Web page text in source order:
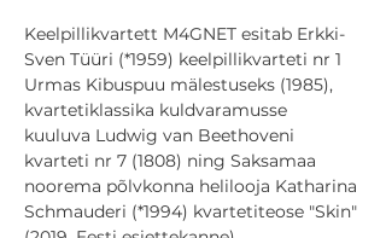
Keelpillikvartett M4GNET esitab Erkki-
Sven Tüüri (*1959) keelpillikvarteti nr 1
Urmas Kibuspuu mälestuseks (1985),
kvartetiklassika kuldvaramusse
kuuluva Ludwig van Beethoveni
kvarteti nr 7 (1808) ning Saksamaa
noorema põlvkonna helilooja Katharina
Schmauderi (*1994) kvartetiteose "Skin"